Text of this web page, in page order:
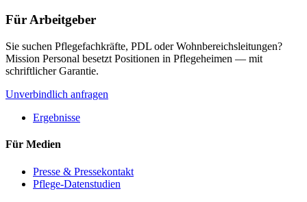
Für Arbeitgeber
Sie suchen Pflegefachkräfte, PDL oder Wohnbereichsleitungen?
Mission Personal besetzt Positionen in Pflegeheimen — mit
schriftlicher Garantie.
Unverbindlich anfragen
Ergebnisse
Für Medien
Presse & Pressekontakt
Pflege-Datenstudien